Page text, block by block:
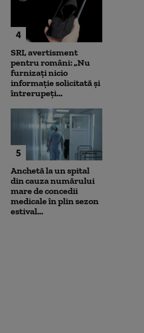
4
SRI, avertisment
pentru români: „Nu
furnizați nicio
informație solicitată și
întrerupeți...
5
Anchetă la un spital
din cauza numărului
mare de concedii
medicale în plin sezon
estival...